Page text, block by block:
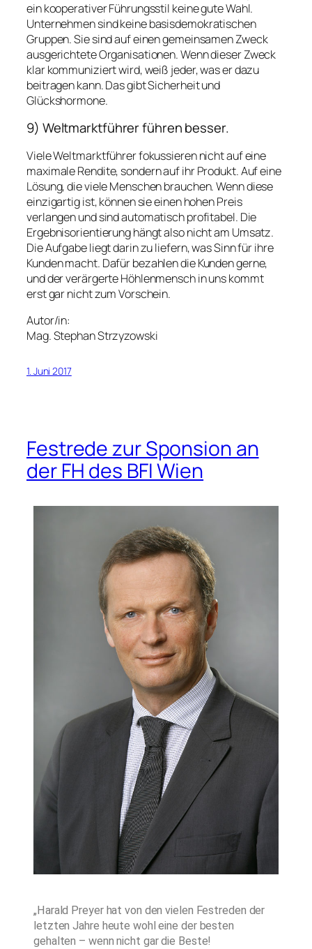
ein kooperativer Führungsstil keine gute Wahl.
Unternehmen sind keine basisdemokratischen
Gruppen. Sie sind auf einen gemeinsamen Zweck
ausgerichtete Organisationen. Wenn dieser Zweck
klar kommuniziert wird, weiß jeder, was er dazu
beitragen kann. Das gibt Sicherheit und
Glückshormone.
9) Weltmarktführer führen besser.
Viele Weltmarktführer fokussieren nicht auf eine
maximale Rendite, sondern auf ihr Produkt. Auf eine
Lösung, die viele Menschen brauchen. Wenn diese
einzigartig ist, können sie einen hohen Preis
verlangen und sind automatisch profitabel. Die
Ergebnisorientierung hängt also nicht am Umsatz.
Die Aufgabe liegt darin zu liefern, was Sinn für ihre
Kunden macht. Dafür bezahlen die Kunden gerne,
und der verärgerte Höhlenmensch in uns kommt
erst gar nicht zum Vorschein.
Autor/in:
Mag. Stephan Strzyzowski
1. Juni 2017
Festrede zur Sponsion an
der FH des BFI Wien
„Harald Preyer hat von den vielen Festreden der
letzten Jahre heute wohl eine der besten
gehalten – wenn nicht gar die Beste!